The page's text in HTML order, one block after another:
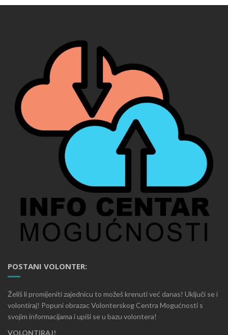
POSTANI VOLONTER:
Želiš li promijeniti zajednicu to možeš krenuti već danas! Uključi se i
volontiraj! Popuni obrazac Volonterskog Centra Mogućnosti s
svojim informacijama i upiši se u bazu volontera!
VOLONTIRAJ!